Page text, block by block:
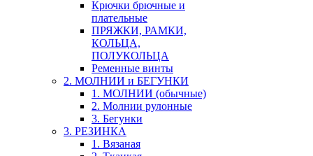
Крючки брючные и
плательные
ПРЯЖКИ, РАМКИ,
КОЛЬЦА,
ПОЛУКОЛЬЦА
Ременные винты
2. МОЛНИИ и БЕГУНКИ
1. МОЛНИИ (обычные)
2. Молнии рулонные
3. Бегунки
3. РЕЗИНКА
1. Вязаная